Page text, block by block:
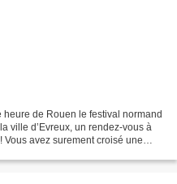
de Rouen le festival normand
ville d’Evreux, un rendez-vous à
avez surement croisé une